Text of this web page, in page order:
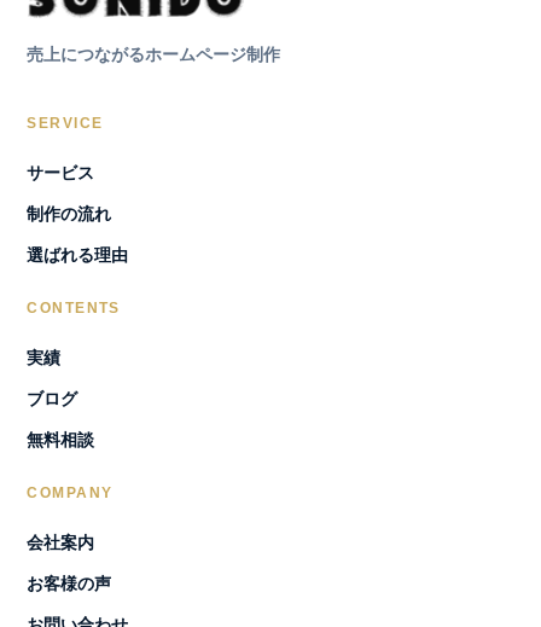
売上につながるホームページ制作
SERVICE
サービス
制作の流れ
選ばれる理由
CONTENTS
実績
ブログ
無料相談
COMPANY
会社案内
お客様の声